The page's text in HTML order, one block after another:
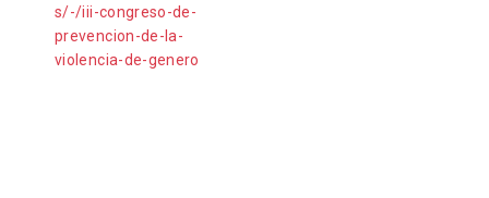
s/-/iii-congreso-de-
prevencion-de-la-
violencia-de-genero